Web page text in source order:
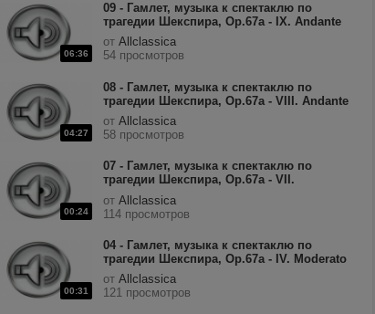
06:36
09 - Гамлет, музыка к спектаклю по
трагедии Шекспира, Op.67a - IX. Andante
non troppo.mp3
отAllclassica
54 просмотров
04:27
08 - Гамлет, музыка к спектаклю по
трагедии Шекспира, Op.67a - VIII. Andante
quasi allegretto.mp3
отAllclassica
58 просмотров
00:24
07 - Гамлет, музыка к спектаклю по
трагедии Шекспира, Op.67a - VII.
Fanfare.mp3
отAllclassica
114 просмотров
00:31
04 - Гамлет, музыка к спектаклю по
трагедии Шекспира, Op.67a - IV. Moderato
assai.mp3
отAllclassica
121 просмотров